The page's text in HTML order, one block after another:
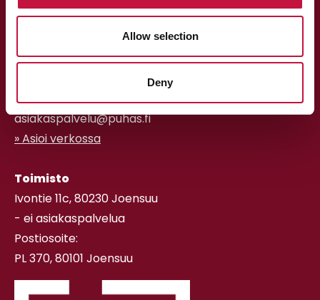
Allow selection
Deny
013 318 198 arkisin klo 9–15
asiakaspalvelu@puhas.fi
» Asioi verkossa
Toimisto
Ivontie 11c, 80230 Joensuu
- ei asiakaspalvelua
Postiosoite:
PL 370, 80101 Joensuu